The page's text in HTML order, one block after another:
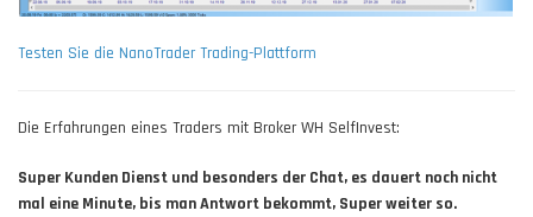
Testen Sie die NanoTrader Trading-Plattform
Die Erfahrungen eines Traders mit Broker WH SelfInvest:
Super Kunden Dienst und besonders der Chat, es dauert noch nicht
mal eine Minute, bis man Antwort bekommt, Super weiter so.